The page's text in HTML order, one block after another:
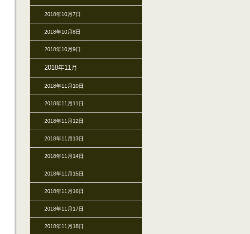
2018年10月7日
2018年10月8日
2018年10月9日
2018年11月
2018年11月10日
2018年11月11日
2018年11月12日
2018年11月13日
2018年11月14日
2018年11月15日
2018年11月16日
2018年11月17日
2018年11月18日